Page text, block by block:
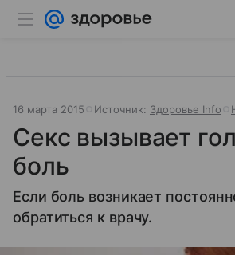
16 марта 2015 Источник: Здоровье Info
Секс вызывает
боль
Если боль возникает
обратиться к врачу.